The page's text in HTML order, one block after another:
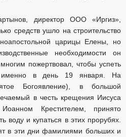
директор ООО «Иргиз»,
средств ушло на строительство
царицы Елены, но
необходимости он
пожертвовал, чтобы успеть
именно в день 19 января. На
Богоявление), в большой
в честь крещения Иисуса
Крестителем, принято
воду и купаться в этих прорубях.
в эти дни фамилиями больших и